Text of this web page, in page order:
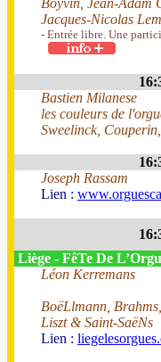
Boyvin, Jean-Adam
Jacques-Nicolas
- Entrée libre. Une
Bastien Milanese
les couleurs de
Sweelinck,
Joseph Rassam
Lien :
Liège - FêTe De
Léon Kerremans
BoëLlmann,
Liszt & Saint-SaëNs
Lien :